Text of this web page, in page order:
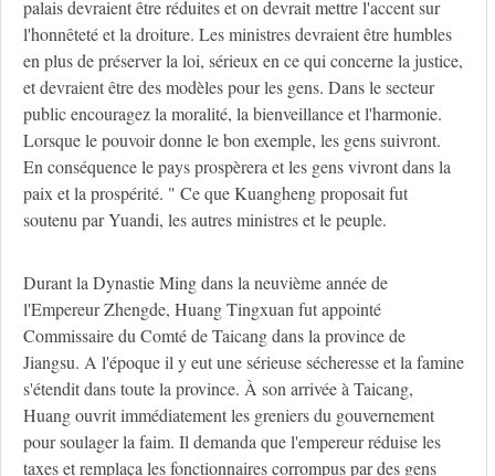
palais devraient être réduites et on devrait mettre l'accent sur
l'honnêteté et la droiture. Les ministres devraient être humbles
en plus de préserver la loi, sérieux en ce qui concerne la justice,
et devraient être des modèles pour les gens. Dans le secteur
public encouragez la moralité, la bienveillance et l'harmonie.
Lorsque le pouvoir donne le bon exemple, les gens suivront.
En conséquence le pays prospèrera et les gens vivront dans la
paix et la prospérité. " Ce que Kuangheng proposait fut
soutenu par Yuandi, les autres ministres et le peuple.
Durant la Dynastie Ming dans la neuvième année de
l'Empereur Zhengde, Huang Tingxuan fut appointé
Commissaire du Comté de Taicang dans la province de
Jiangsu. A l'époque il y eut une sérieuse sécheresse et la famine
s'étendit dans toute la province. À son arrivée à Taicang,
Huang ouvrit immédiatement les greniers du gouvernement
pour soulager la faim. Il demanda que l'empereur réduise les
taxes et remplaça les fonctionnaires corrompus par des gens